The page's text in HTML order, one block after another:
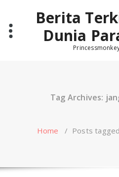
content
Berita
Dunia
Tag Archives:
Home / Posts